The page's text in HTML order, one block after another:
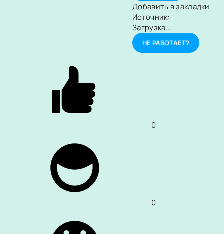
Добавить в закладки
Источник:
Загрузка...
НЕ РАБОТАЕТ?
0
0